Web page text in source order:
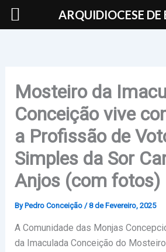
Skip
Mosteiro da
Conceição vive
a Profissão de
Simples da Sor
Anjos (com fotos)
By Pedro Conceição /8 de Fevereiro, 2025
A Comunidade das Monjas
da Imaculada Conceição do
ARQUIDIOCESE DE